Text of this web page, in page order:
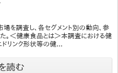
を調査し、各セグメント別の動向、参
。＜健康食品とは＞本調査における健
ドリンク形状等の健...
読む